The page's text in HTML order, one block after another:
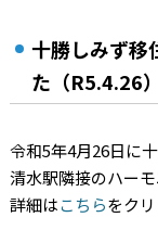
十勝しみず移
た（R5.4.26）
令和5年4月26日に
清水駅隣接のハー
詳細はこちらをク